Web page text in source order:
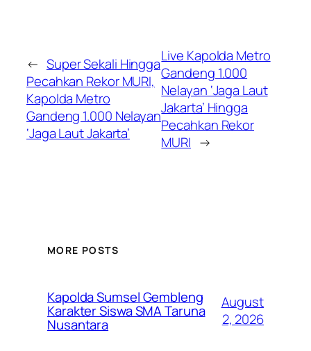
← Super Sekali Hingga
Pecahkan Rekor MURI,
Kapolda Metro
Gandeng 1.000 Nelayan
‘Jaga Laut Jakarta’
Live Kapolda Metro
Gandeng 1.000
Nelayan ‘Jaga Laut
Jakarta’ Hingga
Pecahkan Rekor
MURI →
MORE POSTS
Kapolda Sumsel Gembleng
Karakter Siswa SMA Taruna
Nusantara
August
2, 2026